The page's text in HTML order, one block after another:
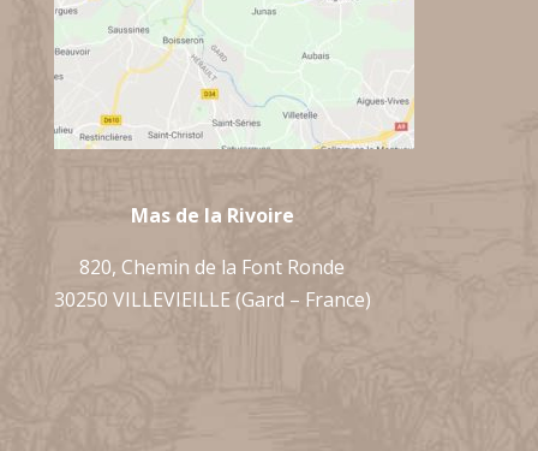
Mas de la Rivoire
820, Chemin de la Font Ronde
30250 VILLEVIEILLE (Gard – France)